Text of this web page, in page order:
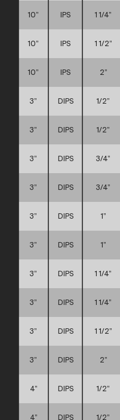
10” IPS 1 1/4”
10” IPS 1 1/2”
10” IPS 2”
3” DIPS 1/2”
3” DIPS 1/2”
3” DIPS 3/4”
3” DIPS 3/4”
3” DIPS 1”
3” DIPS 1”
3” DIPS 1 1/4”
3” DIPS 1 1/4”
3” DIPS 1 1/2”
3” DIPS 2”
4” DIPS 1/2”
4” DIPS 1/2”